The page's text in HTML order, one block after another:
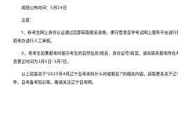
成绩公布时间：5月24日
注意：
1、新考生网上身份认证通过后即获取报名资格，便可登录自学考试网上服务平台进行
招考办进行人工审核。
2、老考生如果报考时提示考生的自然信息(姓名，身份证号)有误，请先联系报考所在
息更正时间为3月5日-3月7日。
以上就是关于“2025年4月辽宁自考本科什么时候报名?”的相关内容。获取更多关于辽
件、自考备考知识等，敬请关注辽宁自考网。